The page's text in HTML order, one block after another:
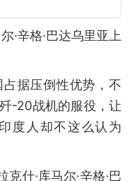
·辛格·巴达乌里亚上
据压倒性优势，不
-20战机的服役，让
度人却不这么认为
什·库马尔·辛格·巴